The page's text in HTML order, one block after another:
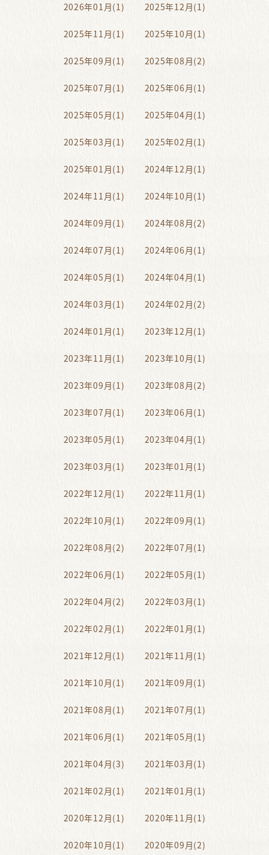
2026年01月(1) 2025年12月(1)
2025年11月(1) 2025年10月(1)
2025年09月(1) 2025年08月(2)
2025年07月(1) 2025年06月(1)
2025年05月(1) 2025年04月(1)
2025年03月(1) 2025年02月(1)
2025年01月(1) 2024年12月(1)
2024年11月(1) 2024年10月(1)
2024年09月(1) 2024年08月(2)
2024年07月(1) 2024年06月(1)
2024年05月(1) 2024年04月(1)
2024年03月(1) 2024年02月(2)
2024年01月(1) 2023年12月(1)
2023年11月(1) 2023年10月(1)
2023年09月(1) 2023年08月(2)
2023年07月(1) 2023年06月(1)
2023年05月(1) 2023年04月(1)
2023年03月(1) 2023年01月(1)
2022年12月(1) 2022年11月(1)
2022年10月(1) 2022年09月(1)
2022年08月(2) 2022年07月(1)
2022年06月(1) 2022年05月(1)
2022年04月(2) 2022年03月(1)
2022年02月(1) 2022年01月(1)
2021年12月(1) 2021年11月(1)
2021年10月(1) 2021年09月(1)
2021年08月(1) 2021年07月(1)
2021年06月(1) 2021年05月(1)
2021年04月(3) 2021年03月(1)
2021年02月(1) 2021年01月(1)
2020年12月(1) 2020年11月(1)
2020年10月(1) 2020年09月(2)